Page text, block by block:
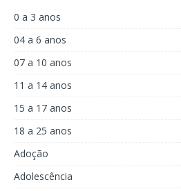
0 a 3 anos
04 a 6 anos
07 a 10 anos
11 a 14 anos
15 a 17 anos
18 a 25 anos
Adoção
Adolescência